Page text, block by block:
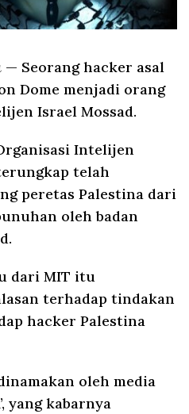
— Seorang hacker asal
Dome menjadi orang
Israel Mossad.
Intelijen
telah
peretas Palestina dari
oleh badan
dari MIT itu
terhadap tindakan
hacker Palestina
oleh media
yang kabarnya